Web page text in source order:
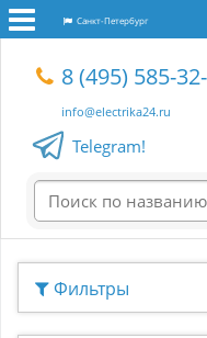
Санкт-Петербург
8 (495) 585-
info@electrika24.ru
Telegram!
Фильтры